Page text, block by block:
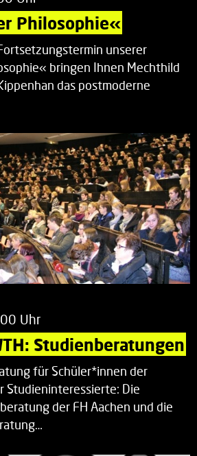
Philosophie«
unserer
bringen Ihnen Mechthild
das postmoderne
Uhr
Studienberatungen
für Schüler*innen der
Studieninteressierte: Die
der FH Aachen und die